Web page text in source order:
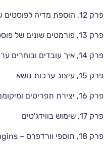
פרק 12, הוספת מדיה לפוסטים עמודים
פרק 13, פורמטים שונים של פוסטים ועמודים
פרק 14, איך עובדים ובוחרים ערכת נושא
פרק 15, עיצוב ערכות נושא
פרק 16, יצירת תפריטים ומיקומם במקום הרצוי
פרק 17, שימוש בווידג'טים
פרק 18, תוספי וורדפרס – Plugins